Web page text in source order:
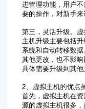
进管理功能，用户
要的操作，对新手来
第三，灵活升级。
主机升级主要包括
系统和自动转移数
其他更改，也不影
具体需要升级到其他
2、虚拟主机的优点
首先，虚拟主机在
源的虚拟主机很多